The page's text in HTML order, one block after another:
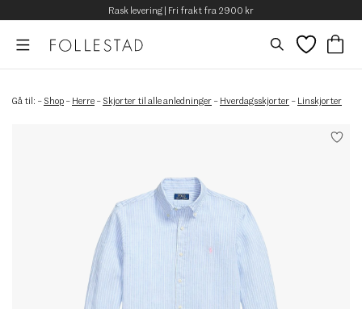
Rask levering | Fri frakt fra 2900 kr
Gå til: – Shop – Herre – Skjorter til alle anledninger – Hverdagsskjorter – Linskjorter